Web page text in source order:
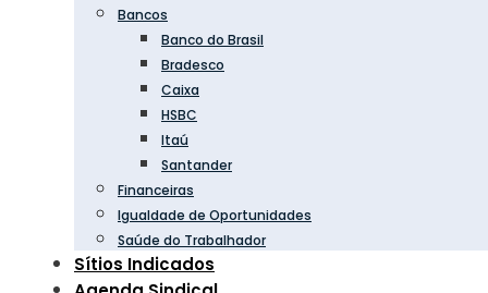
Bancos
Banco do Brasil
Bradesco
Caixa
HSBC
Itaú
Santander
Financeiras
Igualdade de Oportunidades
Saúde do Trabalhador
Sítios Indicados